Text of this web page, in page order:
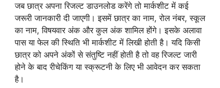
जब छात्र अपना रिजल्ट डाउनलोड करेंगे तो मार्कशीट में कई
जरूरी जानकारी दी जाएगी। इसमें छात्र का नाम, रोल नंबर, स्कूल
का नाम, विषयवार अंक और कुल अंक शामिल होंगे। इसके अलावा
पास या फेल की स्थिति भी मार्कशीट में लिखी होती है। यदि किसी
छात्र को अपने अंकों से संतुष्टि नहीं होती है तो वह रिजल्ट जारी
होने के बाद रीचेकिंग या स्क्रूटनी के लिए भी आवेदन कर सकता
है।